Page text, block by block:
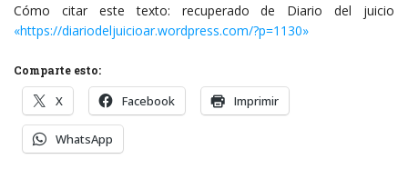
Cómo citar este texto: recuperado de Diario del juicio
«https://diariodeljuicioar.wordpress.com/?p=1130»
Comparte esto:
X Facebook Imprimir
WhatsApp